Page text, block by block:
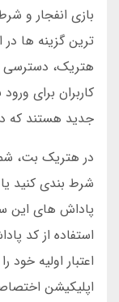
بازی انفجار و
ترین گزینه ها
هتریک، دسترسی
کاربران برای
جدید هستند که
در هتریک بت،
شرط بندی کنید
پاداش های این
اعتبار اولیه خود
اپلیکیشن